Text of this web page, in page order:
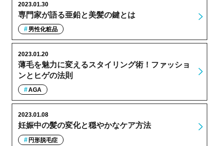
専門家が語る亜鉛と美髪の鍵とは
2023.01.30
男性化粧品
薄毛を魅力に変えるスタイリング術！ファッショ
ンとヒゲの法則
2023.01.20
AGA
妊娠中の髪の変化と穏やかなケア方法
2023.01.08
円形脱毛症